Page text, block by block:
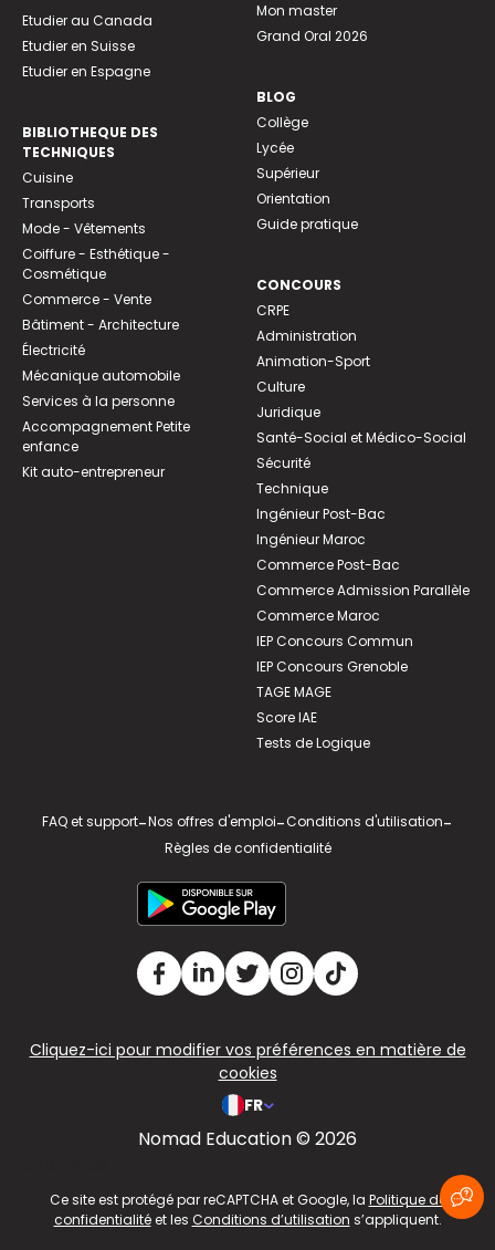
Etudier au Canada
Etudier en Suisse
Etudier en Espagne
BIBLIOTHEQUE DES
TECHNIQUES
Cuisine
Transports
Mode - Vêtements
Coiffure - Esthétique -
Cosmétique
Commerce - Vente
Bâtiment - Architecture
Électricité
Mécanique automobile
Services à la personne
Accompagnement Petite
enfance
Kit auto-entrepreneur
Mon master
Grand Oral 2026
BLOG
Collège
Lycée
Supérieur
Orientation
Guide pratique
CONCOURS
CRPE
Administration
Animation-Sport
Culture
Juridique
Santé-Social et Médico-Social
Sécurité
Technique
Ingénieur Post-Bac
Ingénieur Maroc
Commerce Post-Bac
Commerce Admission Parallèle
Commerce Maroc
IEP Concours Commun
IEP Concours Grenoble
TAGE MAGE
Score IAE
Tests de Logique
FAQ et support-Nos offres d'emploi-Conditions d'utilisation-
Règles de confidentialité
Cliquez-ici pour modifier vos préférences en matière de
cookies
FR
Nomad Education © 2026
Ce site est protégé par reCAPTCHA et Google, la Politique de
confidentialitéet les Conditions d’utilisation s’appliquent.